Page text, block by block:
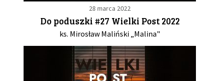
28 marca 2022
Do poduszki #27 Wielki Post 2022
ks. Mirosław Maliński „Malina"